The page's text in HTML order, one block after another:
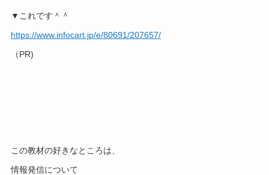
▼これです＾＾
https://www.infocart.jp/e/80691/207657/
（PR)
この教材の好きなところは、
情報発信について